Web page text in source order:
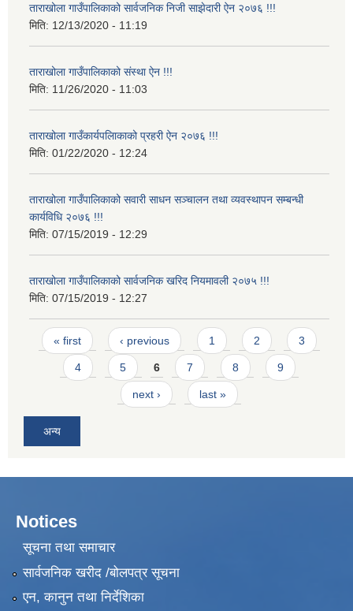
ताराखोला गाउँपालिकाको सार्वजनिक निजी साझेदारी ऐन २०७६ !!!
मिति: 12/13/2020 - 11:19
ताराखोला गाउँपालिकाको संस्था ऐन !!!
मिति: 11/26/2020 - 11:03
ताराखोला गाउँकार्यपलािकाको प्रहरी ऐन २०७६ !!!
मिति: 01/22/2020 - 12:24
ताराखोला गाउँपालिकाको सवारी साधन सञ्चालन तथा व्यवस्थापन सम्बन्धी
कार्यविधि २०७६ !!!
मिति: 07/15/2019 - 12:29
ताराखोला गाउँपालिकाको सार्वजनिक खरिद नियमावली २०७५ !!!
मिति: 07/15/2019 - 12:27
Pages
« first ‹ previous 1 2 3
4 5 6 7 8 9
next › last »
अन्य
Notices
सूचना तथा समाचार
सार्वजनिक खरीद /बोलपत्र सूचना
एन, कानुन तथा निर्देशिका